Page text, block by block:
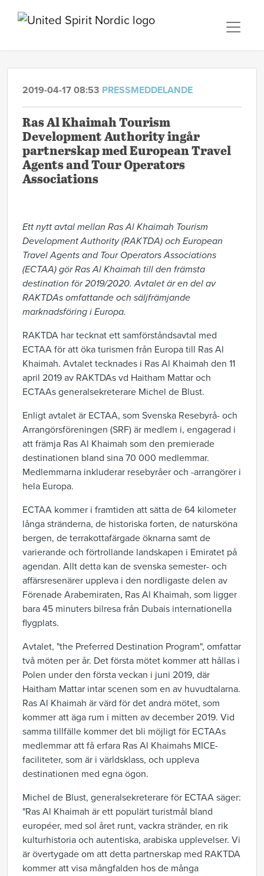
2019-04-17 08:53 PRESSMEDDELANDE
Ras Al Khaimah Tourism
Development Authority ingår
partnerskap med European Travel
Agents and Tour Operators
Associations
Ett nytt avtal mellan Ras Al Khaimah Tourism
Development Authority (RAKTDA) och European
Travel Agents and Tour Operators Associations
(ECTAA) gör Ras Al Khaimah till den främsta
destination för 2019/2020. Avtalet är en del av
RAKTDAs omfattande och säljfrämjande
marknadsföring i Europa.
RAKTDA har tecknat ett samförståndsavtal med
ECTAA för att öka turismen från Europa till Ras Al
Khaimah. Avtalet tecknades i Ras Al Khaimah den 11
april 2019 av RAKTDAs vd Haitham Mattar och
ECTAAs generalsekreterare Michel de Blust.
Enligt avtalet är ECTAA, som Svenska Resebyrå- och
Arrangörsföreningen (SRF) är medlem i, engagerad i
att främja Ras Al Khaimah som den premierade
destinationen bland sina 70 000 medlemmar.
Medlemmarna inkluderar resebyråer och -arrangörer i
hela Europa.
ECTAA kommer i framtiden att sätta de 64 kilometer
långa stränderna, de historiska forten, de natursköna
bergen, de terrakottafärgade öknarna samt de
varierande och förtrollande landskapen i Emiratet på
agendan. Allt detta kan de svenska semester- och
affärsresenärer uppleva i den nordligaste delen av
Förenade Arabemiraten, Ras Al Khaimah, som ligger
bara 45 minuters bilresa från Dubais internationella
flygplats.
Avtalet, "the Preferred Destination Program", omfattar
två möten per år. Det första mötet kommer att hållas i
Polen under den första veckan i juni 2019, där
Haitham Mattar intar scenen som en av huvudtalarna.
Ras Al Khaimah är värd för det andra mötet, som
kommer att äga rum i mitten av december 2019. Vid
samma tillfälle kommer det bli möjligt för ECTAAs
medlemmar att få erfara Ras Al Khaimahs MICE-
faciliteter, som är i världsklass, och uppleva
destinationen med egna ögon.
Michel de Blust, generalsekreterare för ECTAA säger:
"Ras Al Khaimah är ett populärt turistmål bland
européer, med sol året runt, vackra stränder, en rik
kulturhistoria och autentiska, arabiska upplevelser. Vi
är övertygade om att detta partnerskap med RAKTDA
kommer att visa mångfalden hos de många